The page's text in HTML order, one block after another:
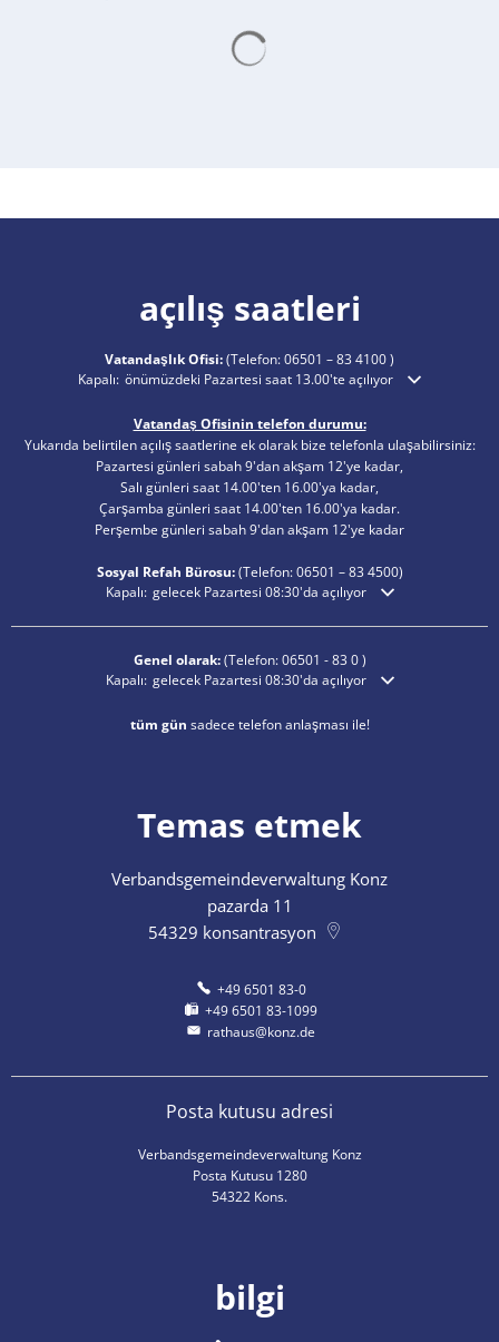
açılış saatleri
Vatandaşlık Ofisi:(Telefon:06501 – 83 4100)
Ek açılış veya kapanış saatlerini gizlemek için tıklayın
Kapalı: önümüzdeki Pazartesi saat 13.00'te açılıyor
Vatandaş Ofisinin telefon durumu:
Yukarıda belirtilen açılış saatlerine ek olarak bize telefonla ulaşabilirsiniz:
Pazartesi günleri sabah 9'dan akşam 12'ye kadar,
Salı günleri saat 14.00'ten 16.00'ya kadar,
Çarşamba günleri saat 14.00'ten 16.00'ya kadar.
Perşembe günleri sabah 9'dan akşam 12'ye kadar
Sosyal Refah Bürosu:(Telefon:06501 – 834500)
Ek açılış veya kapanış saatlerini gizlemek için tıklayın
Kapalı: gelecek Pazartesi 08:30'da açılıyor
Genel olarak:(Telefon:06501 - 83 0)
Ek açılış veya kapanış saatlerini gizlemek için tıklayın
Kapalı: gelecek Pazartesi 08:30'da açılıyor
tüm gün sadece telefon anlaşması ile!
Temas etmek
Verbandsgemeindeverwaltung Konz
pazarda 11
54329 konsantrasyon
+49 6501 83-0
+49 6501 83-1099
rathaus@konz.de
Posta kutusu adresi
Verbandsgemeindeverwaltung Konz
Posta Kutusu 1280
54322 Kons.
bilgi